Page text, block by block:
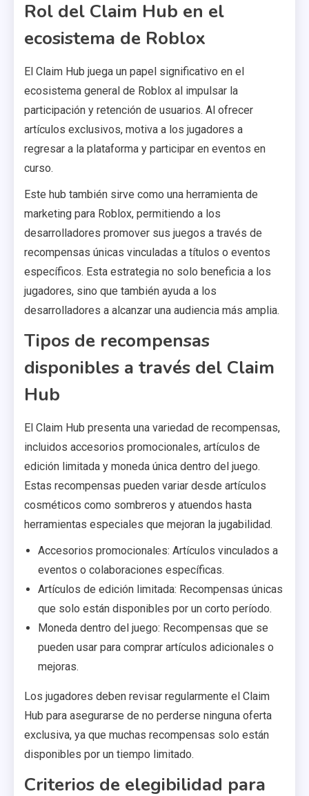
Rol del Claim Hub en el
ecosistema de Roblox
El Claim Hub juega un papel significativo en el
ecosistema general de Roblox al impulsar la
participación y retención de usuarios. Al ofrecer
artículos exclusivos, motiva a los jugadores a
regresar a la plataforma y participar en eventos en
curso.
Este hub también sirve como una herramienta de
marketing para Roblox, permitiendo a los
desarrolladores promover sus juegos a través de
recompensas únicas vinculadas a títulos o eventos
específicos. Esta estrategia no solo beneficia a los
jugadores, sino que también ayuda a los
desarrolladores a alcanzar una audiencia más amplia.
Tipos de recompensas
disponibles a través del Claim
Hub
El Claim Hub presenta una variedad de recompensas,
incluidos accesorios promocionales, artículos de
edición limitada y moneda única dentro del juego.
Estas recompensas pueden variar desde artículos
cosméticos como sombreros y atuendos hasta
herramientas especiales que mejoran la jugabilidad.
Accesorios promocionales: Artículos vinculados a
eventos o colaboraciones específicas.
Artículos de edición limitada: Recompensas únicas
que solo están disponibles por un corto período.
Moneda dentro del juego: Recompensas que se
pueden usar para comprar artículos adicionales o
mejoras.
Los jugadores deben revisar regularmente el Claim
Hub para asegurarse de no perderse ninguna oferta
exclusiva, ya que muchas recompensas solo están
disponibles por un tiempo limitado.
Criterios de elegibilidad para